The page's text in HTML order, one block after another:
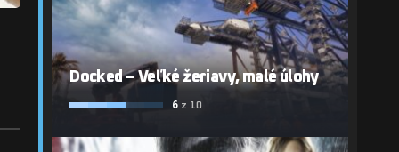
Docked – Veľké žeriavy, malé úlohy
6 z 10